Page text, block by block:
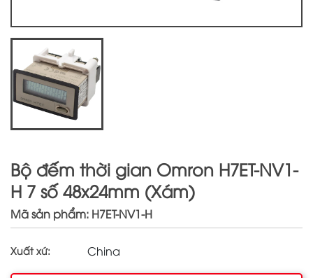
Bộ đếm thời gian Omron H7ET-NV1-
H 7 số 48x24mm (Xám)
Mã sản phẩm: H7ET-NV1-H
Xuất xứ: China